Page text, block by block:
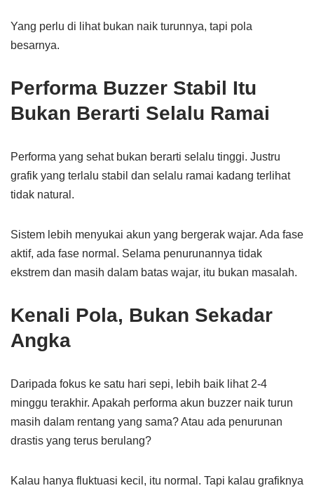
Yang perlu di lihat bukan naik turunnya, tapi pola
besarnya.
Performa Buzzer Stabil Itu
Bukan Berarti Selalu Ramai
Performa yang sehat bukan berarti selalu tinggi. Justru
grafik yang terlalu stabil dan selalu ramai kadang terlihat
tidak natural.
Sistem lebih menyukai akun yang bergerak wajar. Ada fase
aktif, ada fase normal. Selama penurunannya tidak
ekstrem dan masih dalam batas wajar, itu bukan masalah.
Kenali Pola, Bukan Sekadar
Angka
Daripada fokus ke satu hari sepi, lebih baik lihat 2-4
minggu terakhir. Apakah performa akun buzzer naik turun
masih dalam rentang yang sama? Atau ada penurunan
drastis yang terus berulang?
Kalau hanya fluktuasi kecil, itu normal. Tapi kalau grafiknya